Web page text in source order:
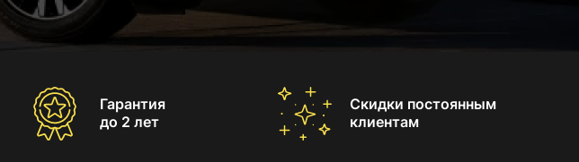
Гарантия
до 2 лет
Скидки постоянным
клиентам